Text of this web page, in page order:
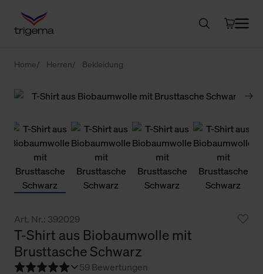
Home Herren Bekleidung
Art. Nr.: 392029
T-Shirt aus Biobaumwolle mit
Brusttasche Schwarz
59 Bewertungen